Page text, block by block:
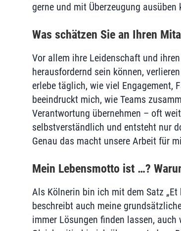
gerne und mit Überzeugung ausüben
Was schätzen Sie an Ihren
Vor allem ihre Leidenschaft und
herausfordernd sein können,
erlebe täglich, wie viel En­gage­ment,
beeindruckt mich, wie Teams
Verantwortung übernehmen – oft
selbstverständlich und entsteht nur
Genau das macht unsere Arbeit für
Mein Lebensmotto ist …?
Als Kölnerin bin ich mit dem Satz
beschreibt auch meine
immer Lösungen finden lassen,